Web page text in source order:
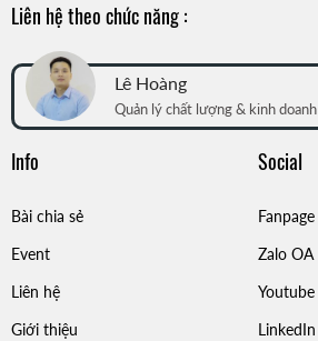
Liên hệ theo chức năng :
Lê Hoàng
Quản lý chất lượng & kinh doanh
Info
Bài chia sẻ
Event
Liên hệ
Giới thiệu
Social
Fanpage
Zalo OA
Youtube
LinkedIn